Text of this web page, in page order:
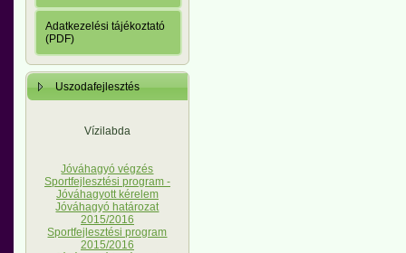
Adatkezelési tájékoztató
(PDF)
Uszodafejlesztés
Vízilabda
Jóváhagyó végzés
Sportfejlesztési program -
Jóváhagyott kérelem
Jóváhagyó határozat
2015/2016
Sportfejlesztési program
2015/2016